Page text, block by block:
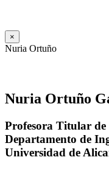
×
Nuria Ortuño
Nuria Ortuño
Profesora Titular
Departamento de
Universidad de